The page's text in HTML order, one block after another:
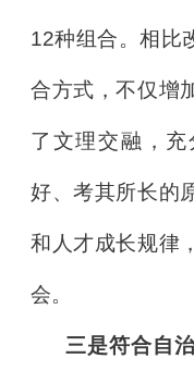
12种组合。相比
合方式，不仅增
了文理交融，
好、考其所长的
和人才成长规律
会。
三是符合自